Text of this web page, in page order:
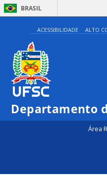
BRASIL
ACESSIBILIDADE ALTO
Departamento
Área